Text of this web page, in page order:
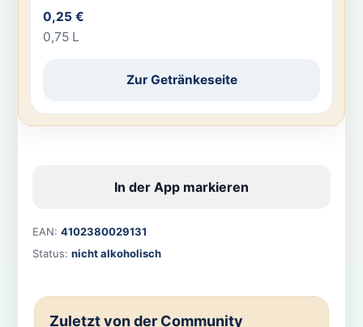
0,25 €
0,75 L
Zur Getränkeseite
In der App markieren
EAN: 4102380029131
Status: nicht alkoholisch
Zuletzt von der Community